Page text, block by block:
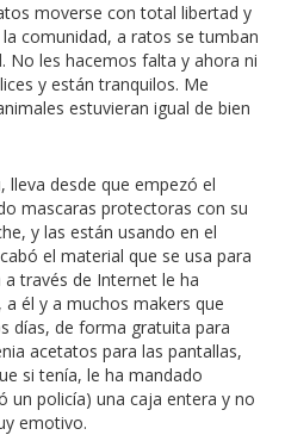
moverse con total libertad y
comunidad, a ratos se tumban
No les hacemos falta y ahora ni
y están tranquilos. Me
estuvieran igual de bien
lleva desde que empezó el
mascaras protectoras con su
y las están usando en el
el material que se usa para
través de Internet le ha
él y a muchos makers que
días, de forma gratuita para
acetatos para las pantallas,
si tenía, le ha mandado
un policía) una caja entera y no
emotivo.